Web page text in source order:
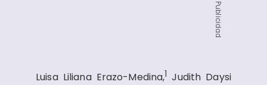
Publicidad
Luisa Liliana Erazo-Medina,1 Judith Daysi